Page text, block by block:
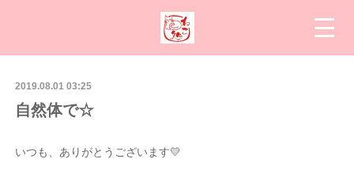
2019.08.01 03:25
自然体で☆
いつも、ありがとうございます💛